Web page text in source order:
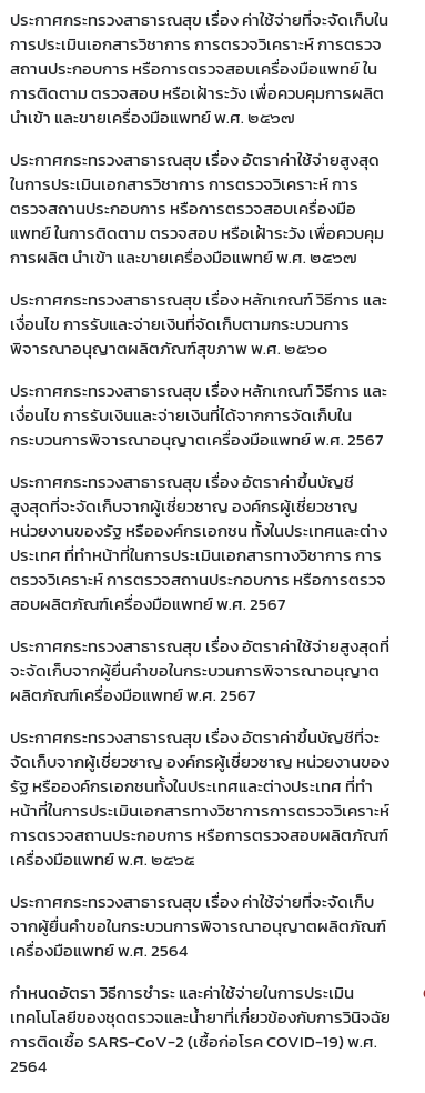
ประกาศกระทรวงสาธารณสุข เรื่อง ค่าใช้จ่ายที่จะจัดเก็บใน
การประเมินเอกสารวิชาการ การตรวจวิเคราะห์ การตรวจ
สถานประกอบการ หรือการตรวจสอบเครื่องมือแพทย์ ใน
การติดตาม ตรวจสอบ หรือเฝ้าระวัง เพื่อควบคุมการผลิต
นำเข้า และขายเครื่องมือแพทย์ พ.ศ. ๒๕๖๗
ประกาศกระทรวงสาธารณสุข เรื่อง อัตราค่าใช้จ่ายสูงสุด
ในการประเมินเอกสารวิชาการ การตรวจวิเคราะห์ การ
ตรวจสถานประกอบการ หรือการตรวจสอบเครื่องมือ
แพทย์ ในการติดตาม ตรวจสอบ หรือเฝ้าระวัง เพื่อควบคุม
การผลิต นำเข้า และขายเครื่องมือแพทย์ พ.ศ. ๒๕๖๗
ประกาศกระทรวงสาธารณสุข เรื่อง หลักเกณฑ์ วิธีการ และ
เงื่อนไข การรับและจ่ายเงินที่จัดเก็บตามกระบวนการ
พิจารณาอนุญาตผลิตภัณฑ์สุขภาพ พ.ศ. ๒๕๖๐
ประกาศกระทรวงสาธารณสุข เรื่อง หลักเกณฑ์ วิธีการ และ
เงื่อนไข การรับเงินและจ่ายเงินที่ได้จากการจัดเก็บใน
กระบวนการพิจารณาอนุญาตเครื่องมือแพทย์ พ.ศ. 2567
ประกาศกระทรวงสาธารณสุข เรื่อง อัตราค่าขึ้นบัญชี
สูงสุดที่จะจัดเก็บจากผู้เชี่ยวชาญ องค์กรผู้เชี่ยวชาญ
หน่วยงานของรัฐ หรือองค์กรเอกชน ทั้งในประเทศและต่าง
ประเทศ ที่ทำหน้าที่ในการประเมินเอกสารทางวิชาการ การ
ตรวจวิเคราะห์ การตรวจสถานประกอบการ หรือการตรวจ
สอบผลิตภัณฑ์เครื่องมือแพทย์ พ.ศ. 2567
ประกาศกระทรวงสาธารณสุข เรื่อง อัตราค่าใช้จ่ายสูงสุดที่
จะจัดเก็บจากผู้ยื่นคำขอในกระบวนการพิจารณาอนุญาต
ผลิตภัณฑ์เครื่องมือแพทย์ พ.ศ. 2567
ประกาศกระทรวงสาธารณสุข เรื่อง อัตราค่าขึ้นบัญชีที่จะ
จัดเก็บจากผู้เชี่ยวชาญ องค์กรผู้เชี่ยวชาญ หน่วยงานของ
รัฐ หรือองค์กรเอกชนทั้งในประเทศและต่างประเทศ ที่ทำ
หน้าที่ในการประเมินเอกสารทางวิชาการการตรวจวิเคราะห์
การตรวจสถานประกอบการ หรือการตรวจสอบผลิตภัณฑ์
เครื่องมือแพทย์ พ.ศ. ๒๕๖๕
ประกาศกระทรวงสาธารณสุข เรื่อง ค่าใช้จ่ายที่จะจัดเก็บ
จากผู้ยื่นคำขอในกระบวนการพิจารณาอนุญาตผลิตภัณฑ์
เครื่องมือแพทย์ พ.ศ. 2564
กำหนดอัตรา วิธีการชำระ และค่าใช้จ่ายในการประเมิน
เทคโนโลยีของชุดตรวจและน้ำยาที่เกี่ยวข้องกับการวินิจฉัย
การติดเชื้อ SARS-CoV-2 (เชื้อก่อโรค COVID-19) พ.ศ.
2564
Subscribe
เลือกหัวข้อที่ท่านต้องการ Subscribe
าสัมพันธ์